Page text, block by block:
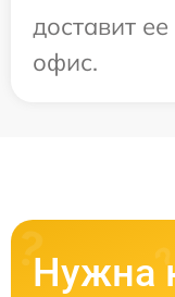
доставит
офис.
Нужна